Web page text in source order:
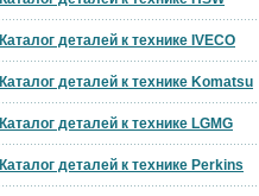
Каталог деталей к технике IVECO
Каталог деталей к технике Komatsu
Каталог деталей к технике LGMG
Каталог деталей к технике Perkins